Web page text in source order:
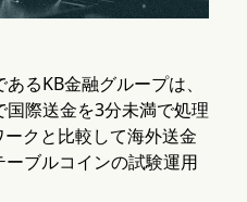
るKB金融グループは、
際送金を3分未満で処理
クと比較して海外送金
ブルコインの試験運用